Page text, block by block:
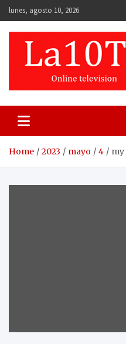
Skip
to
content
lunes, agosto 10, 2026
Home 2023 mayo 4